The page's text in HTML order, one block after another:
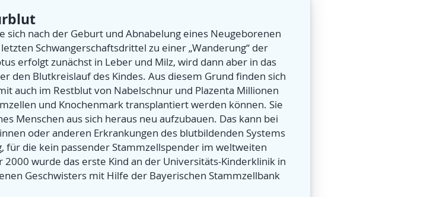
nach der Geburt und Abnabelung eines Neugeborenen
Schwangerschaftsdrittel zu einer „Wanderung“ der
erfolgt zunächst in Leber und Milz, wird dann aber in das
den Blutkreislauf des Kindes. Aus diesem Grund finden sich
auch im Restblut von Nabelschnur und Plazenta Millionen
und Knochenmark transplantiert werden können. Sie
Menschen aus sich heraus neu aufzubauen. Das kann bei
oder anderen Erkrankungen des blutbildenden Systems
die kein passender Stammzellspender im weltweiten
wurde das erste Kind an der Universitäts-Kinderklinik in
Geschwisters mit Hilfe der Bayerischen Stammzellbank